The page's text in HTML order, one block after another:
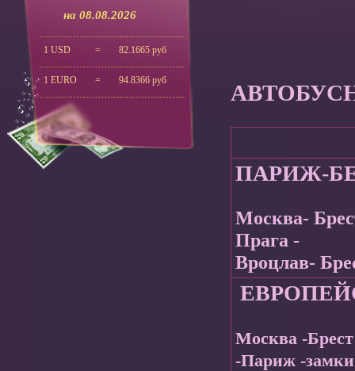
на 08.08.2026
1 USD = 82.1665 руб
1 EURO = 94.8366 руб
ПАРИЖ-
Москва-
Прага -
Вроцлав-
Москва -
-Париж -